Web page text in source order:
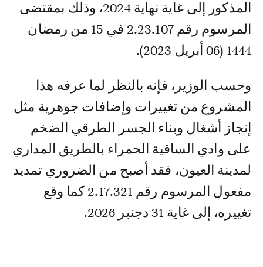
المذكور إلى غاية نهاية 2024، وذلك بمقتضى
المرسوم رقم 2.23.107 في 15 من رمضان
1444 (06 أبريل 2023).
وحسب الوزير، فإنه بالنظر لما عرفه هذا
المشروع من تغييرات وإضافات جوهرية مثل
إنجاز أشغال وبناء الجسر الطرقي الضخم
على وادي الساقية الحمراء بالطريق المداري
لمدينة العيون، فقد أصبح من الضروري تمديد
مفعول المرسوم رقم 2.17.321 كما وقع
تغييره، إلى غاية 31 دجنبر 2026.